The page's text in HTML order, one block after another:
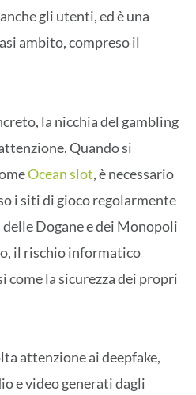
gli utenti, ed è una
ambito, compreso il
la nicchia del gambling
Quando si
Ocean slot, è necessario
i siti di gioco regolarmente
Dogane e dei Monopoli
il rischio informatico
come la sicurezza dei propri
attenzione ai deepfake,
e video generati dagli